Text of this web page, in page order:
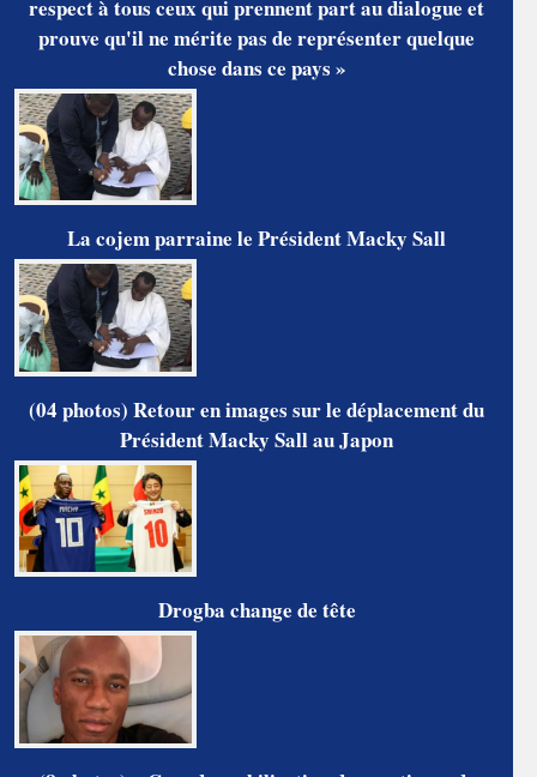
respect à tous ceux qui prennent part au dialogue et
prouve qu'il ne mérite pas de représenter quelque
chose dans ce pays »
La cojem parraine le Président Macky Sall
(04 photos) Retour en images sur le déplacement du
Président Macky Sall au Japon
Drogba change de tête